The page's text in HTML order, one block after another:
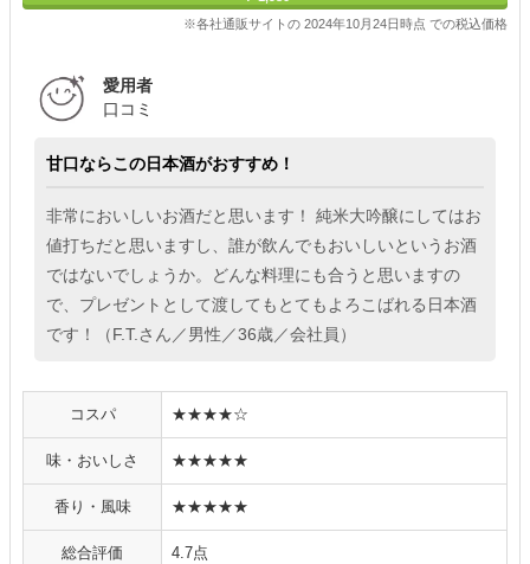
※各社通販サイトの 2024年10月24日時点 での税込価格
愛用者
口コミ
甘口ならこの日本酒がおすすめ！
非常においしいお酒だと思います！ 純米大吟醸にしてはお
値打ちだと思いますし、誰が飲んでもおいしいというお酒
ではないでしょうか。どんな料理にも合うと思いますの
で、プレゼントとして渡してもとてもよろこばれる日本酒
です！（F.T.さん／男性／36歳／会社員）
コスパ ★★★★☆
味・おいしさ ★★★★★
香り・風味 ★★★★★
総合評価 4.7点